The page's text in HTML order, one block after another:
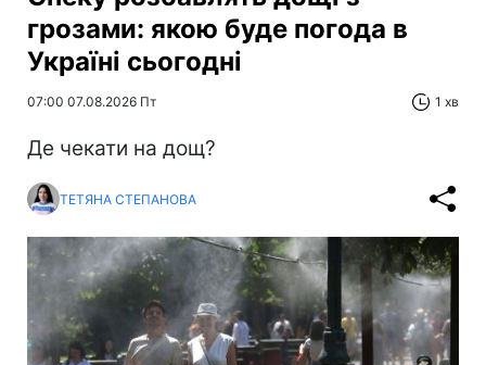
грозами: якою буде погода в
Україні сьогодні
07:00 07.08.2026 Пт 1 хв
Де чекати на дощ?
ТЕТЯНА СТЕПАНОВА